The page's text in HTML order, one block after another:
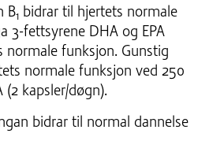
B1 bidrar til hjertets normale
3-fettsyrene DHA og EPA
normale funksjon. Gunstig
normale funksjon ved 250
(2 kapsler/døgn).
bidrar til normal dannelse